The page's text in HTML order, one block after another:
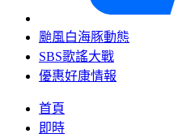
颱風白海豚動態
SBS歌謠大戰
優惠好康情報
首頁
即時